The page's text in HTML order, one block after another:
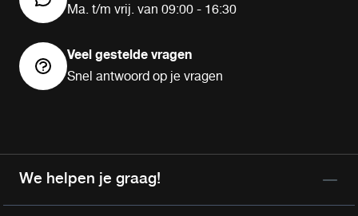
Ma. t/m vrij. van 09:00 - 16:30
Veel gestelde vragen
Snel antwoord op je vragen
We helpen je graag!